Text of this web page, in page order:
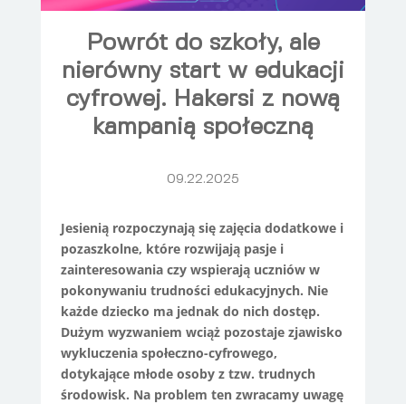
Powrót do szkoły, ale
nierówny start w edukacji
cyfrowej. Hakersi z nową
kampanią społeczną
09.22.2025
Jesienią rozpoczynają się zajęcia dodatkowe i
pozaszkolne, które rozwijają pasje i
zainteresowania czy wspierają uczniów w
pokonywaniu trudności edukacyjnych. Nie
każde dziecko ma jednak do nich dostęp.
Dużym wyzwaniem wciąż pozostaje zjawisko
wykluczenia społeczno-cyfrowego,
dotykające młode osoby z tzw. trudnych
środowisk. Na problem ten zwracamy uwagę